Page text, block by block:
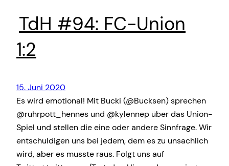
TdH #94: FC-Union
1:2
15. Juni 2020
Es wird emotional! Mit Bucki (@Bucksen) sprechen
@ruhrpott_hennes und @kylennep über das Union-
Spiel und stellen die eine oder andere Sinnfrage. Wir
entschuldigen uns bei jedem, dem es zu unsachlich
wird, aber es musste raus. Folgt uns auf